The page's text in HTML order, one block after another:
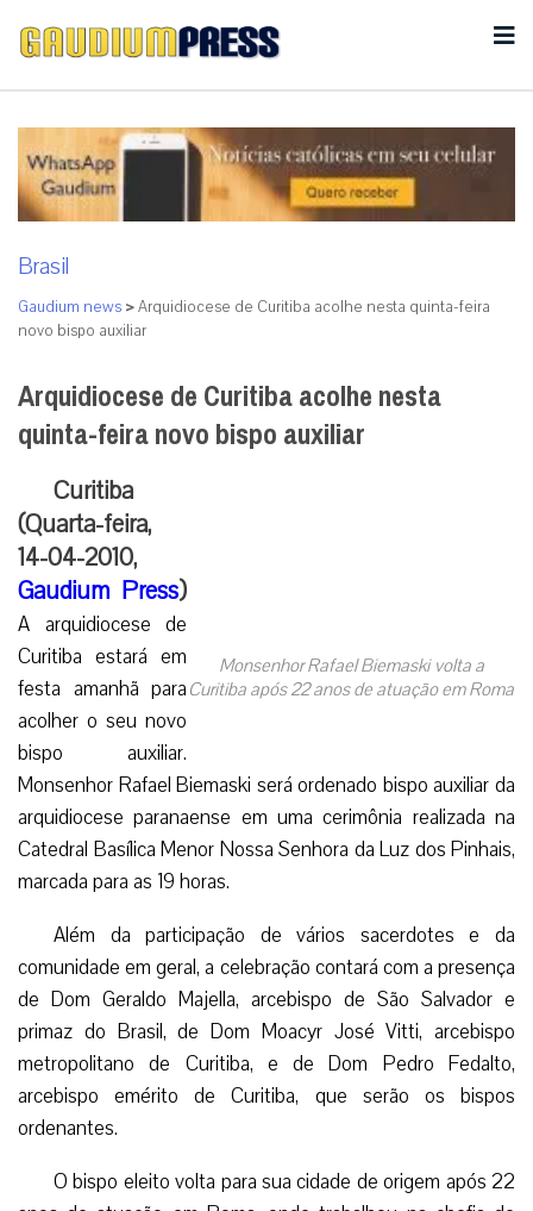
Brasil
Gaudium news >Arquidiocese de Curitiba acolhe nesta quinta-feira
novo bispo auxiliar
Arquidiocese de Curitiba acolhe nesta
quinta-feira novo bispo auxiliar
Monsenhor Rafael Biemaski volta a
Curitiba após 22 anos de atuação em Roma
Curitiba
(Quarta-feira,
14-04-2010,
Gaudium Press)
A arquidiocese de
Curitiba estará em
festa amanhã para
acolher o seu novo
bispo auxiliar.
Monsenhor Rafael Biemaski será ordenado bispo auxiliar da
arquidiocese paranaense em uma cerimônia realizada na
Catedral Basílica Menor Nossa Senhora da Luz dos Pinhais,
marcada para as 19 horas.
Além da participação de vários sacerdotes e da
comunidade em geral, a celebração contará com a presença
de Dom Geraldo Majella, arcebispo de São Salvador e
primaz do Brasil, de Dom Moacyr José Vitti, arcebispo
metropolitano de Curitiba, e de Dom Pedro Fedalto,
arcebispo emérito de Curitiba, que serão os bispos
ordenantes.
O bispo eleito volta para sua cidade de origem após 22